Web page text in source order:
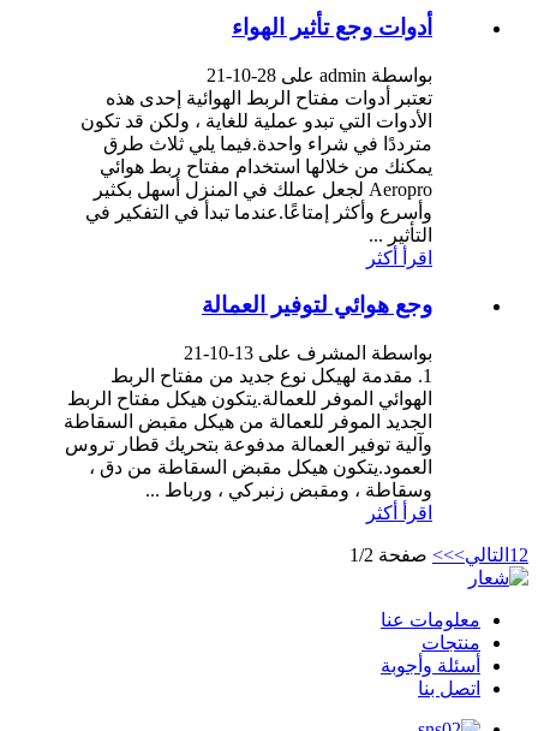
أدوات وجع تأثير الهواء
بواسطة admin على 28-10-21
تعتبر أدوات مفتاح الربط الهوائية إحدى هذه
الأدوات التي تبدو عملية للغاية ، ولكن قد تكون
مترددًا في شراء واحدة.فيما يلي ثلاث طرق
يمكنك من خلالها استخدام مفتاح ربط هوائي
Aeropro لجعل عملك في المنزل أسهل بكثير
وأسرع وأكثر إمتاعًا.عندما تبدأ في التفكير في
التأثير ...
اقرأ أكثر
وجع هوائي لتوفير العمالة
بواسطة المشرف على 13-10-21
1. مقدمة لهيكل نوع جديد من مفتاح الربط
الهوائي الموفر للعمالة.يتكون هيكل مفتاح الربط
الجديد الموفر للعمالة من هيكل مقبض السقاطة
وآلية توفير العمالة مدفوعة بتحريك قطار تروس
العمود.يتكون هيكل مقبض السقاطة من دق ،
وسقاطة ، ومقبض زنبركي ، ورباط ...
اقرأ أكثر
1 2 التالي>>> صفحة 1/2
معلومات عنا
منتجات
أسئلة وأجوبة
اتصل بنا